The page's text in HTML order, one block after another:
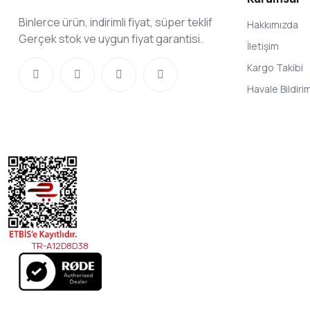
Binlerce ürün, indirimli fiyat, süper teklif
Gerçek stok ve uygun fiyat garantisi.
Hakkımızda
İletişim
Kargo Takibi
Havale
TR-A12D8D38